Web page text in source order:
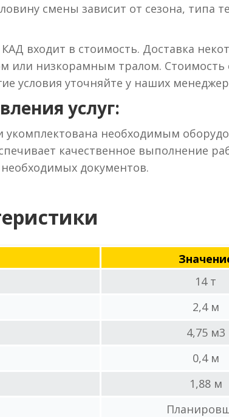
смены зависит от сезона, типа
входит в стоимость. Доставка
или низкорамным тралом. Стоимость
условия уточняйте у наших
услуг:
укомплектована необходимым
качественное выполнение
документов.
14 т
2,4 м
4,75 м3
0,4 м
1,88 м